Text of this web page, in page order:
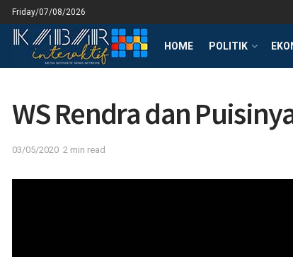
Friday/07/08/2026
HOME POLITIK
WS Rendra dan
03/05/2020 2 min read